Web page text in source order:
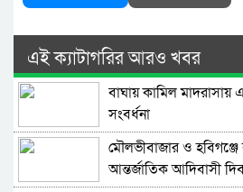
এই ক্যাটাগরির আরও খবর
বাঘায় কামিল
সংবর্ধনা
মৌলভীবাজার ও
আন্তর্জাতিক আদিবাসী